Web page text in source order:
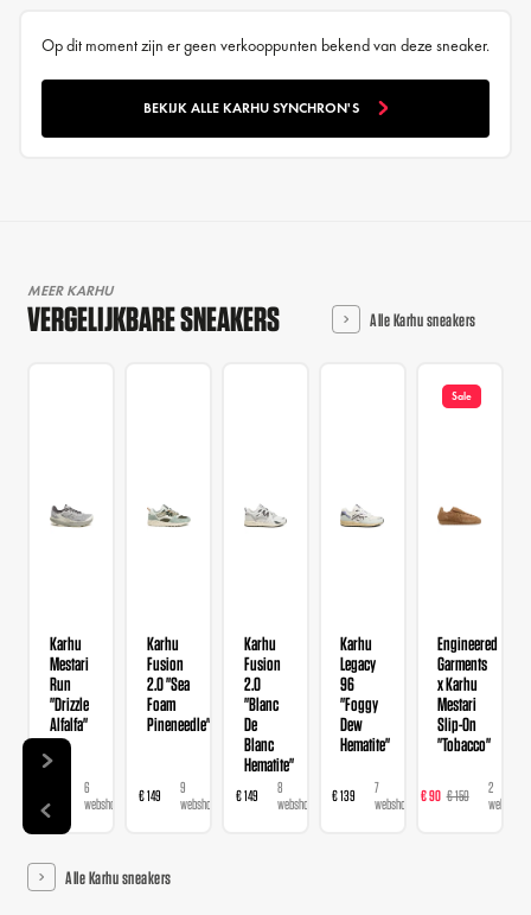
Op dit moment zijn er geen verkooppunten bekend van deze sneaker.
BEKIJK ALLE KARHU SYNCHRON'S
MEER KARHU
VERGELIJKBARE SNEAKERS Alle Karhu sneakers
Karhu
Mestari
Run
"Drizzle
Alfalfa"
6
webshops
Karhu
Fusion
2.0 "Sea
Foam
Pineneedle"
€ 149
9
webshops
Karhu
Fusion
2.0
"Blanc
De
Blanc
Hematite"
€ 149
8
webshops
Karhu
Legacy
96
"Foggy
Dew
Hematite"
€ 139
7
webshops
Sale
Engineered
Garments
x Karhu
Mestari
Slip-On
"Tobacco"
€ 90 € 150
2
webshops
Alle Karhu sneakers